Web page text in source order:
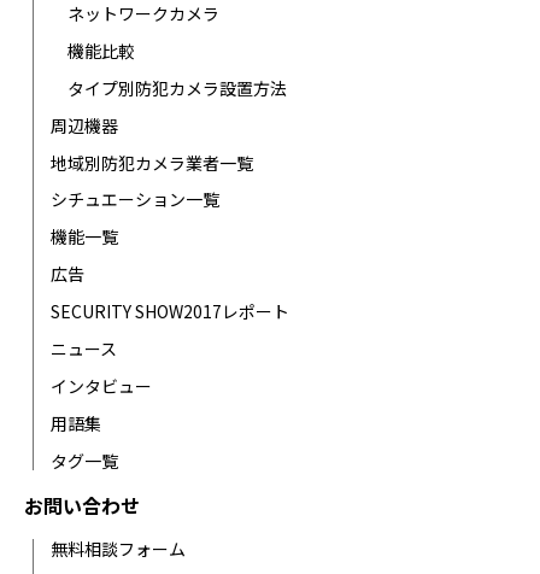
ネットワークカメラ
機能比較
タイプ別防犯カメラ設置方法
周辺機器
地域別防犯カメラ業者一覧
シチュエーション一覧
機能一覧
広告
SECURITY SHOW2017レポート
ニュース
インタビュー
用語集
タグ一覧
お問い合わせ
無料相談フォーム